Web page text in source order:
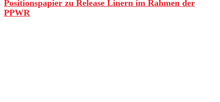
Positionspapier zu Release Linern im Rahmen der
PPWR